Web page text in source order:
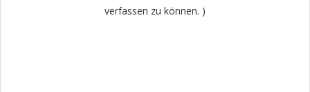
verfassen zu können. )